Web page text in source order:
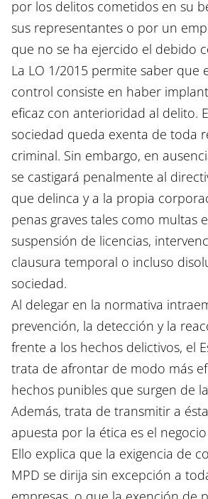
por los delitos cometidos en su
sus representantes o por un
que no se ha ejercido el debido
La LO 1/2015 permite saber que
control consiste en haber
eficaz con anterioridad al delito.
sociedad queda exenta de toda
criminal. Sin embargo, en
se castigará penalmente al
que delinca y a la propia
penas graves tales como multas
suspensión de licencias,
clausura temporal o incluso
sociedad.
Al delegar en la normativa
prevención, la detección y la
frente a los hechos delictivos, el
trata de afrontar de modo más
hechos punibles que surgen de
Además, trata de transmitir a
apuesta por la ética es el
Ello explica que la exigencia de
MPD se dirija sin excepción a